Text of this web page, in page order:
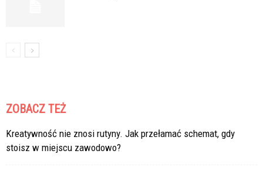
ZOBACZ TEŻ
Kreatywność nie znosi rutyny. Jak przełamać schemat, gdy
stoisz w miejscu zawodowo?